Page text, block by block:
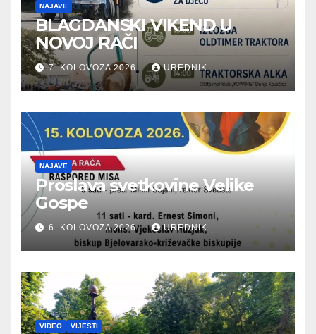
NAJAVE
BLAGDANSKI VIKEND U
NOVOJ RAČI
7. KOLOVOZA 2026. UREDNIK
NAJAVE
Proslava svetkovine Velike
Gospe
6. KOLOVOZA 2026. UREDNIK
VIDEO VIJESTI